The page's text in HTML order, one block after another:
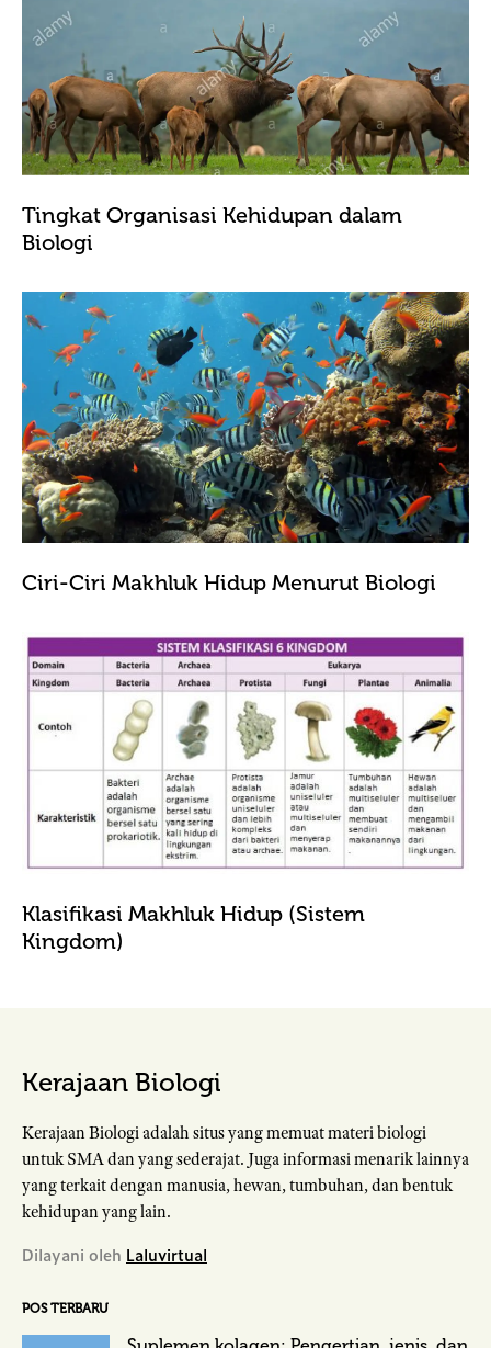
Tingkat Organisasi Kehidupan dalam
Biologi
Ciri-Ciri Makhluk Hidup Menurut Biologi
Klasifikasi Makhluk Hidup (Sistem
Kingdom)
Kerajaan Biologi
Kerajaan Biologi adalah situs yang memuat materi biologi
untuk SMA dan yang sederajat. Juga informasi menarik lainnya
yang terkait dengan manusia, hewan, tumbuhan, dan bentuk
kehidupan yang lain.
Dilayani oleh Laluvirtual
POS TERBARU